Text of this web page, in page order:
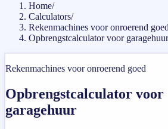
Home/
Calculators/
Rekenmachines voor onroerend goed
Opbrengstcalculator voor garagehuur
Rekenmachines voor onroerend goed
Opbrengstcalculator voor
garagehuur